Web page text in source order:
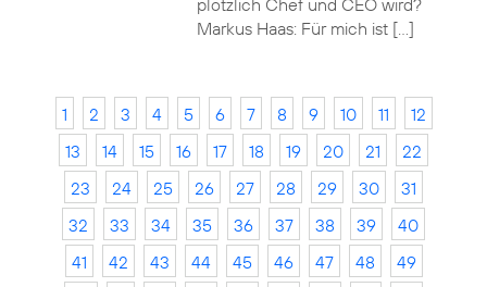
plötzlich Chef und CEO wird?
Markus Haas: Für mich ist […]
1 2 3 4 5 6 7 8 9 10 11
12
13
14 15 16 17 18 19 20 21
22
23
24 25 26 27 28 29 30
31
32
33 34 35 36 37 38 39
40
41
42 43 44 45 46 47 48
49